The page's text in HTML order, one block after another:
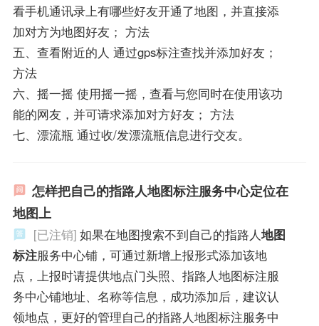
看手机通讯录上有哪些好友开通了地图，并直接添
加对方为地图好友； 方法
五、查看附近的人 通过gps标注查找并添加好友；
方法
六、摇一摇 使用摇一摇，查看与您同时在使用该功
能的网友，并可请求添加对方好友； 方法
七、漂流瓶 通过收/发漂流瓶信息进行交友。
怎样把自己的指路人地图标注服务中心定位在
地图上
[已注销] 如果在地图搜索不到自己的指路人地图
标注服务中心铺，可通过新增上报形式添加该地
点，上报时请提供地点门头照、指路人地图标注服
务中心铺地址、名称等信息，成功添加后，建议认
领地点，更好的管理自己的指路人地图标注服务中